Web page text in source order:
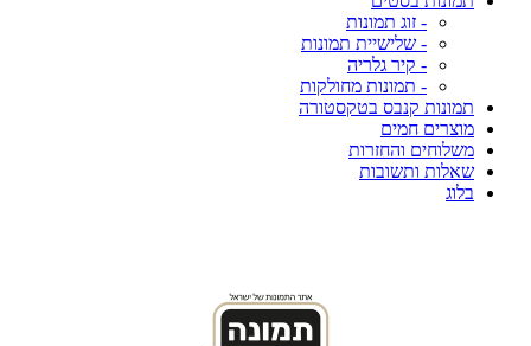
- זוג תמונות
- שלישיית תמונות
- קיר גלריה
- תמונות מחולקות
תמונות קנבס בטקסטורה
מוצרים חמים
משלוחים והחזרות
שאלות ותשובות
בלוג